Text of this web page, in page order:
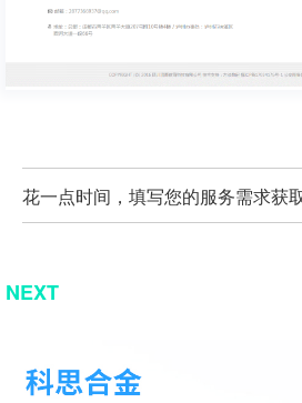
花一点时间，填写您的服务需求获
NEXT